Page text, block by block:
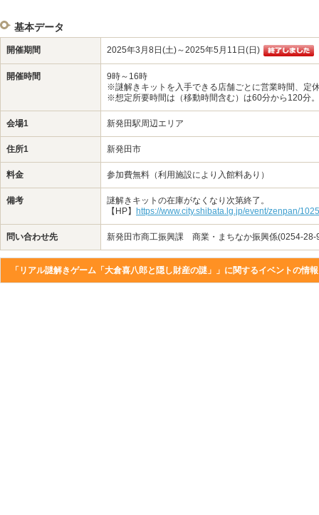
基本データ
開催期間 2025年3月8日(土)～2025年5月11日(日)
開催時間
9時～16時
※謎解きキットを入手できる店舗ごとに営業時間、定
※想定所要時間は（移動時間含む）は60分から120分。
会場1 新発田駅周辺エリア
住所1 新発田市
料金 参加費無料（利用施設により入館料あり）
備考
謎解きキットの在庫がなくなり次第終了。
【HP】
https://www.city.shibata.lg.jp/event/zenpan/
問い合わせ先 新発田市商工振興課 商業・まちなか振興係(0254-28-
「リアル謎解きゲーム「大倉喜八郎と隠し財産の謎」」に関するイベントの情